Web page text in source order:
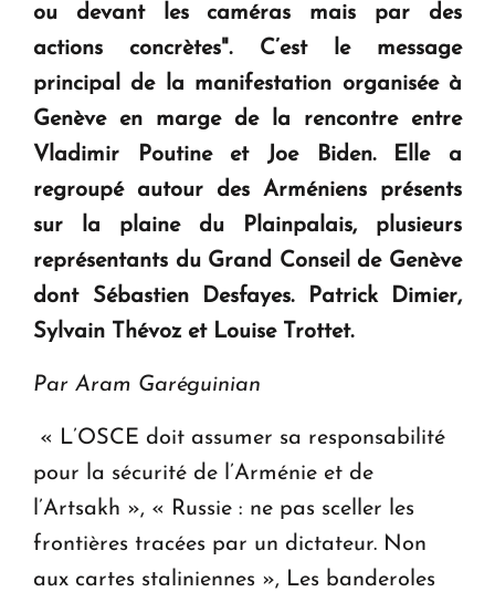
KASA : 30 ans d'audace, de résilience et d'avenir
en Arménie
Le premier hôtel Hyatt Regency d'Arménie
ouvrira ses portes à Dilijan
ou devant les caméras mais par des
actions concrètes". C’est le message
principal de la manifestation organisée à
Genève en marge de la rencontre entre
Vladimir Poutine et Joe Biden. Elle a
regroupé autour des Arméniens présents
sur la plaine du Plainpalais, plusieurs
représentants du Grand Conseil de Genève
dont Sébastien Desfayes. Patrick Dimier,
Sylvain Thévoz et Louise Trottet.
Par Aram Garéguinian
« L’OSCE doit assumer sa responsabilité
pour la sécurité de l’Arménie et de
l’Artsakh », « Russie : ne pas sceller les
frontières tracées par un dictateur. Non
aux cartes staliniennes », Les banderoles